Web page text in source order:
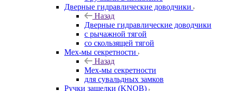
Дверные гидравлические доводчики
Назад
Дверные гидравлические доводчики
с рычажной тягой
со скользящей тягой
Мех-мы секретности
Назад
Мех-мы секретности
для сувальдных замков
Ручки защелки (KNOB)